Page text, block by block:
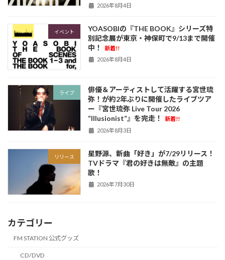
2026年8月4日
イベント
YOASOBIの『THE BOOK』シリーズ特
別記念展が東京・神保町で9/13まで開催
中！
新着!!
2026年8月4日
ライブ
俳優＆アーティストして活躍する宮世琉
弥！が約2年ぶりに開催したライブツア
ー『宮世琉弥 Live Tour 2026
“Illusionist”』を完走！
新着!!
2026年8月3日
リリース
星野源、新曲「好き」が7/29リリース！
TVドラマ『君の好きは無敵』の主題
歌！
2026年7月30日
カテゴリー
FM STATION 公式グッズ
CD/DVD